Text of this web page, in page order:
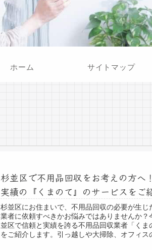
ホーム サイトマップ
杉並区で不用品回収をお考えの方へ
実績の『くまのて』のサービスをご
杉並区にお住まいで、不用品回収の必要が生じ
業者に依頼すべきかお悩みではありませんか？
並区で信頼と実績を誇る不用品回収業者「くま
をご紹介します。引っ越しや大掃除、オフィス